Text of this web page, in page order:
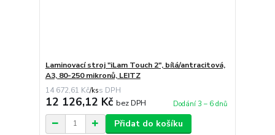
Laminovací stroj "iLam Touch 2", bílá/antracitová,
A3, 80-250 mikronů, LEITZ
14 672,61 Kč/ks
12 126,12 Kč bez DPH Dodání 3 – 6 dnů
Přidat do košíku